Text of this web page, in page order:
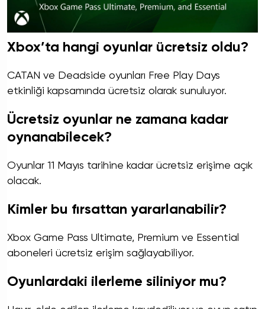
Xbox’ta hangi oyunlar ücretsiz oldu?
CATAN ve Deadside oyunları Free Play Days
etkinliği kapsamında ücretsiz olarak sunuluyor.
Ücretsiz oyunlar ne zamana kadar
oynanabilecek?
Oyunlar 11 Mayıs tarihine kadar ücretsiz erişime açık
olacak.
Kimler bu fırsattan yararlanabilir?
Xbox Game Pass Ultimate, Premium ve Essential
aboneleri ücretsiz erişim sağlayabiliyor.
Oyunlardaki ilerleme siliniyor mu?